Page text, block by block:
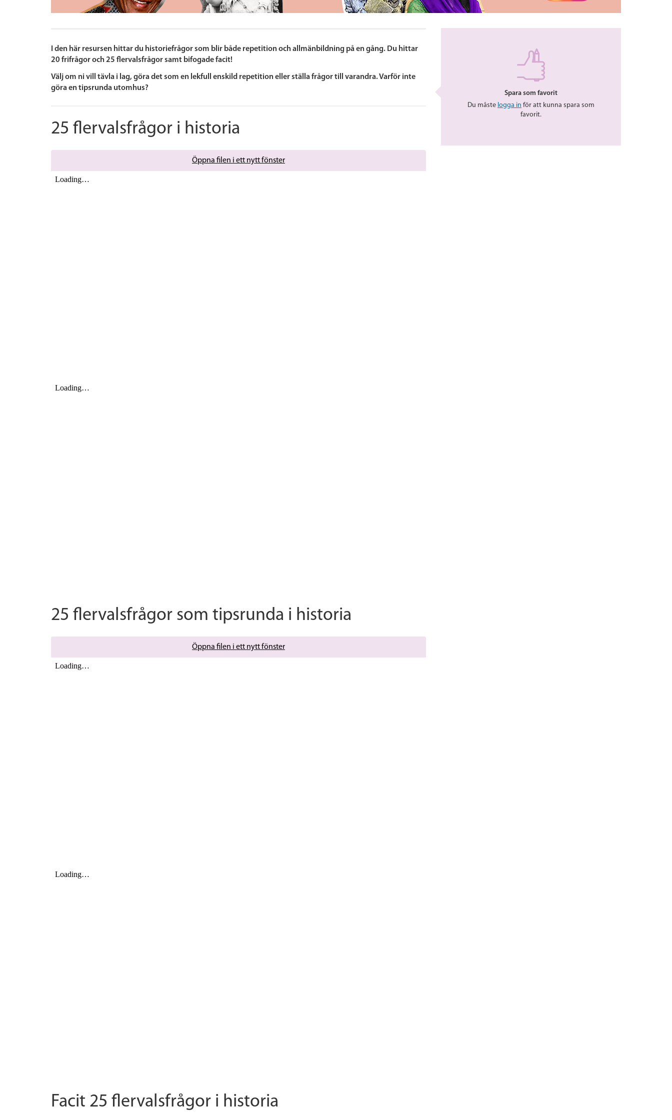
I den här resursen hittar du historiefrågor som blir både repetition och allmänbildning på en gång. Du hittar
20 frifrågor och 25 flervalsfrågor samt bifogade facit!
Välj om ni vill tävla i lag, göra det som en lekfull enskild repetition eller ställa frågor till varandra. Varför inte
göra en tipsrunda utomhus?
25 flervalsfrågor i historia
Öppna filen i ett nytt fönster
25 flervalsfrågor som tipsrunda i historia
Öppna filen i ett nytt fönster
Facit 25 flervalsfrågor i historia
Spara som favorit
Du måste logga in för att kunna spara som
favorit.